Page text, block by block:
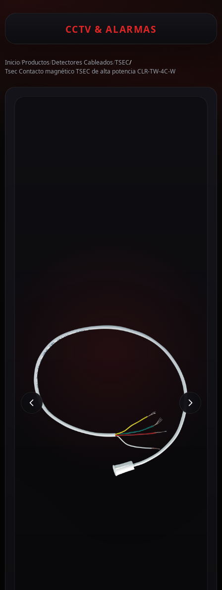
CCTV & ALARMAS
Inicio/Productos/Detectores Cableados/TSEC/
Tsec Contacto magnético TSEC de alta potencia CLR-TW-4C-W